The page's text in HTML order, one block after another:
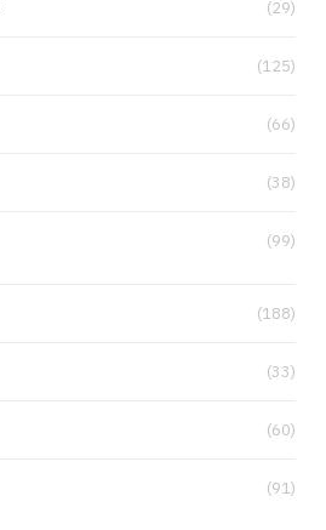
(29)
(125)
(66)
(38)
(99)
(188)
(33)
(60)
(91)